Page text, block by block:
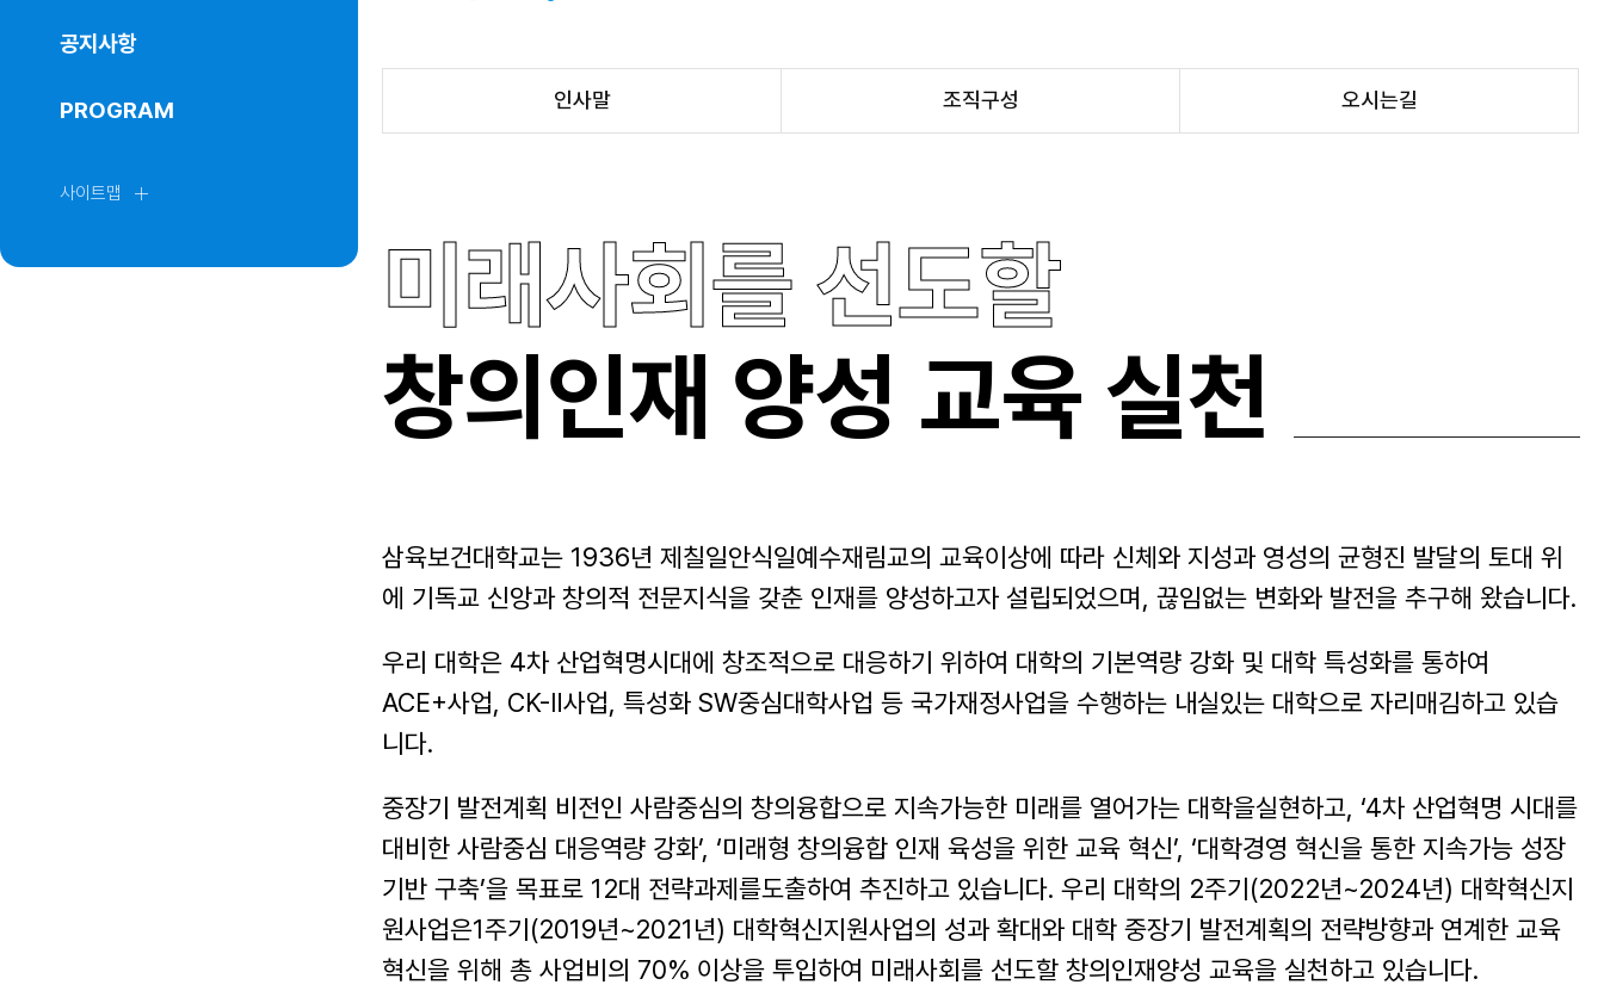
공지사항
PROGRAM
사이트맵
인사말 조직구성 오시는길
미래사회를 선도할
창의인재 양성 교육 실천
삼육보건대학교는 1936년 제칠일안식일예수재림교의 교육이상에 따라 신체와 지성과 영성의 균형진 발달의 토대 위
에 기독교 신앙과 창의적 전문지식을 갖춘 인재를 양성하고자 설립되었으며, 끊임없는 변화와 발전을 추구해 왔습니다.
우리 대학은 4차 산업혁명시대에 창조적으로 대응하기 위하여 대학의 기본역량 강화 및 대학 특성화를 통하여
ACE+사업, CK-Ⅱ사업, 특성화 SW중심대학사업 등 국가재정사업을 수행하는 내실있는 대학으로 자리매김하고 있습
니다.
중장기 발전계획 비전인 사람중심의 창의융합으로 지속가능한 미래를 열어가는 대학을실현하고, ‘4차 산업혁명 시대를
대비한 사람중심 대응역량 강화’, ‘미래형 창의융합 인재 육성을 위한 교육 혁신’, ‘대학경영 혁신을 통한 지속가능 성장
기반 구축’을 목표로 12대 전략과제를도출하여 추진하고 있습니다. 우리 대학의 2주기(2022년~2024년) 대학혁신지
원사업은1주기(2019년~2021년) 대학혁신지원사업의 성과 확대와 대학 중장기 발전계획의 전략방향과 연계한 교육
혁신을 위해 총 사업비의 70% 이상을 투입하여 미래사회를 선도할 창의인재양성 교육을 실천하고 있습니다.